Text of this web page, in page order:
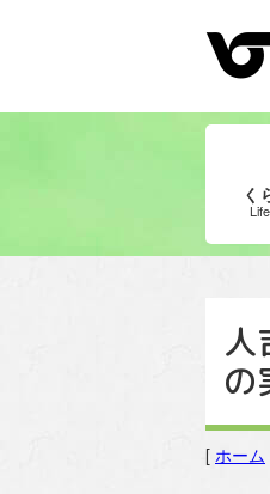
く
人
の
[ ホーム